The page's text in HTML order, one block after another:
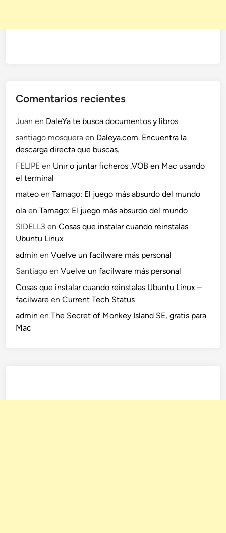
Comentarios recientes
Juan en DaleYa te busca documentos y libros
santiago mosquera en Daleya.com. Encuentra la
descarga directa que buscas.
FELIPE en Unir o juntar ficheros .VOB en Mac usando
el terminal
mateo enTamago: El juego más absurdo del mundo
ola enTamago: El juego más absurdo del mundo
SIDELL3 enCosas que instalar cuando reinstalas
Ubuntu Linux
admin enVuelve un facilware más personal
Santiago enVuelve un facilware más personal
Cosas que instalar cuando reinstalas Ubuntu Linux –
facilware enCurrent Tech Status
admin enThe Secret of Monkey Island SE, gratis para
Mac